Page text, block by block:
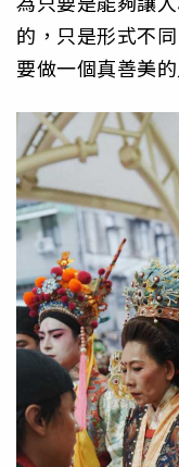
的，只是形式不
要做一個真善美的